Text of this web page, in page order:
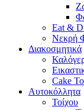
Eat &
Νεκρή
Διακοσμητικά
Cake
Αυτοκόλλητα
Τοίχου